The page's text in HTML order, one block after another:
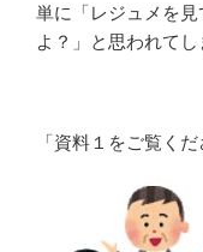
単に「レジュメを
よ？」と思われてし
「資料１をご覧く